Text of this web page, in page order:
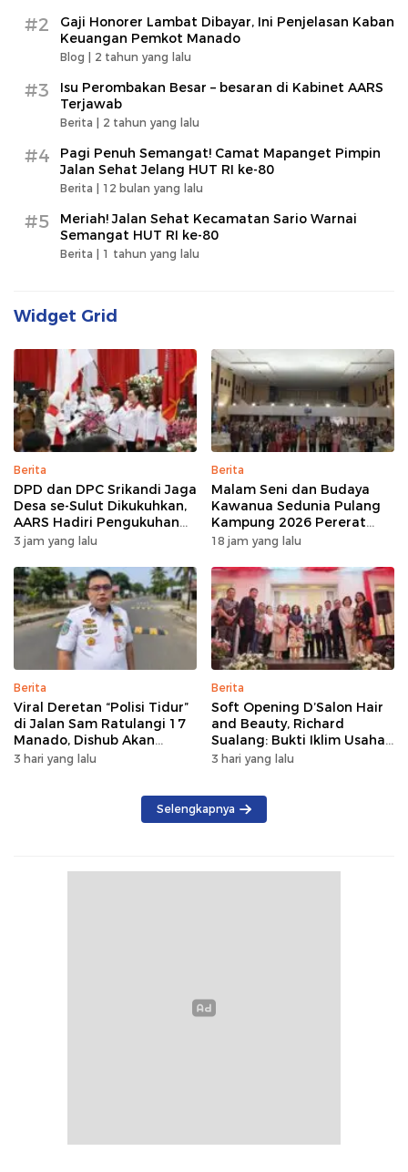
#2
Gaji Honorer Lambat Dibayar, Ini Penjelasan Kaban
Keuangan Pemkot Manado
Blog | 2 tahun yang lalu
#3
Isu Perombakan Besar – besaran di Kabinet AARS
Terjawab
Berita | 2 tahun yang lalu
#4
Pagi Penuh Semangat! Camat Mapanget Pimpin
Jalan Sehat Jelang HUT RI ke-80
Berita | 12 bulan yang lalu
#5
Meriah! Jalan Sehat Kecamatan Sario Warnai
Semangat HUT RI ke-80
Berita | 1 tahun yang lalu
Widget Grid
Berita
DPD dan DPC Srikandi Jaga
Desa se-Sulut Dikukuhkan,
AARS Hadiri Pengukuhan
Perdana di Indonesia
3 jam yang lalu
Berita
Malam Seni dan Budaya
Kawanua Sedunia Pulang
Kampung 2026 Pererat
Persaudaraan dan
Sulawesi Utara
18 jam yang lalu
Berita
Viral Deretan “Polisi Tidur”
di Jalan Sam Ratulangi 17
Manado, Dishub Akan
Musyawarahkan Solusi
3 hari yang lalu
Berita
Soft Opening D’Salon Hair
and Beauty, Richard
Sualang: Bukti Iklim Usaha
di Manado Terus
3 hari yang lalu
Selengkapnya